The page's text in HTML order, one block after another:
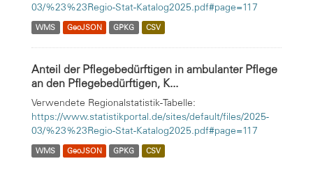
03/%23%23Regio-Stat-Katalog2025.pdf#page=117
WMS GeoJSON GPKG CSV
Anteil der Pflegebedürftigen in ambulanter Pflege
an den Pflegebedürftigen, K...
Verwendete Regionalstatistik-Tabelle:
https://www.statistikportal.de/sites/default/files/2025-
03/%23%23Regio-Stat-Katalog2025.pdf#page=117
WMS GeoJSON GPKG CSV